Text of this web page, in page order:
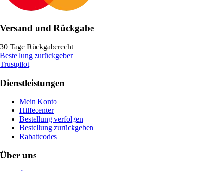
Versand und Rückgabe
30 Tage Rückgaberecht
Bestellung zurückgeben
Trustpilot
Dienstleistungen
Mein Konto
Hilfecenter
Bestellung verfolgen
Bestellung zurückgeben
Rabattcodes
Über uns